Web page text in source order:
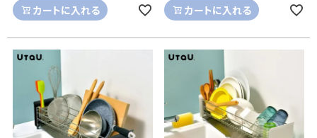
カートに入れる カートに入れる